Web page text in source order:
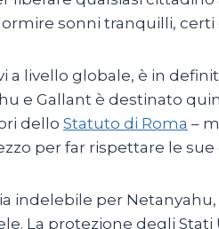
sonni tranquilli,
a livello globale, è in
e Gallant è destinato
dello Statuto di Roma –
per far rispettare le sue
indelebile per
La protezione degli